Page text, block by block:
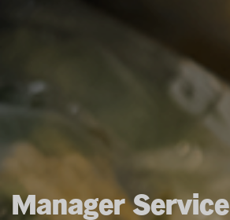
Manager Service